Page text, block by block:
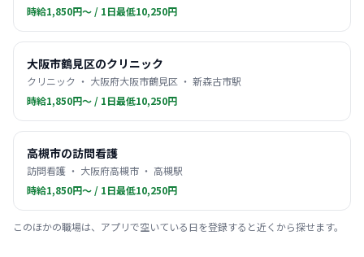
時給1,850円〜 / 1日最低10,250円
大阪市鶴見区のクリニック
クリニック ・ 大阪府大阪市鶴見区 ・ 新森古市駅
時給1,850円〜 / 1日最低10,250円
高槻市の訪問看護
訪問看護 ・ 大阪府高槻市 ・ 高槻駅
時給1,850円〜 / 1日最低10,250円
このほかの職場は、アプリで空いている日を登録すると近くから探せます。